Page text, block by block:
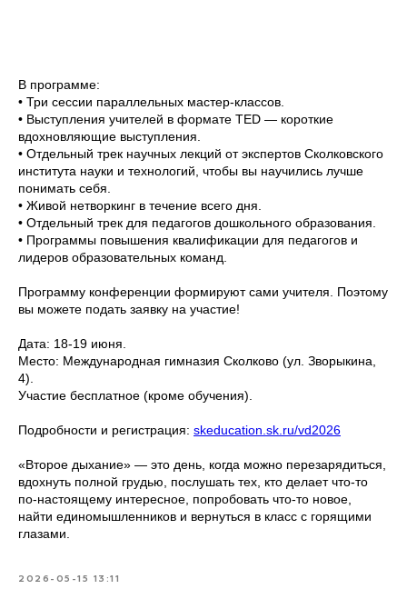
В программе:
• Три сессии параллельных мастер-классов.
• Выступления учителей в формате TED — короткие
вдохновляющие выступления.
• Отдельный трек научных лекций от экспертов Сколковского
института науки и технологий, чтобы вы научились лучше
понимать себя.
• Живой нетворкинг в течение всего дня.
• Отдельный трек для педагогов дошкольного образования.
• Программы повышения квалификации для педагогов и
лидеров образовательных команд.
Программу конференции формируют сами учителя. Поэтому
вы можете подать заявку на участие!
Дата: 18-19 июня.
Место: Международная гимназия Сколково (ул. Зворыкина,
4).
Участие бесплатное (кроме обучения).
Подробности и регистрация: skeducation.sk.ru/vd2026
«Второе дыхание» — это день, когда можно перезарядиться,
вдохнуть полной грудью, послушать тех, кто делает что-то
по-настоящему интересное, попробовать что-то новое,
найти единомышленников и вернуться в класс с горящими
глазами.
2026-05-15 13:11